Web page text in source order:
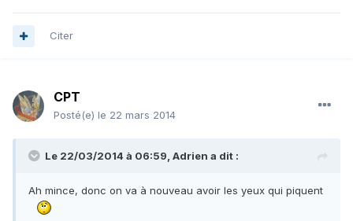
Citer
CPT
Posté(e) le 22 mars 2014
Le 22/03/2014 à 06:59, Adrien a dit :
Ah mince, donc on va à nouveau avoir les yeux qui piquent